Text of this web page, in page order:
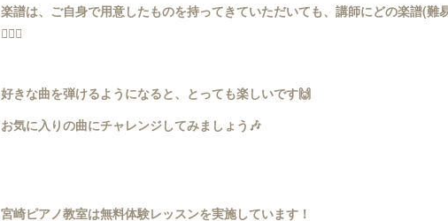
楽譜は、ご自身で用意したものを持ってきていただいても、講師にどの楽譜(難
🙆🏻‍♀️︎
好きな曲を弾けるようになると、とっても楽しいです🙌
お気に入りの曲にチャレンジしてみましょう🎶
宮崎ピアノ教室は無料体験レッスンを実施しています！